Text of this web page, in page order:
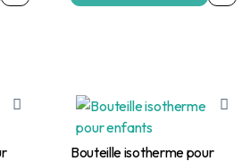
Bouteille isotherme pour